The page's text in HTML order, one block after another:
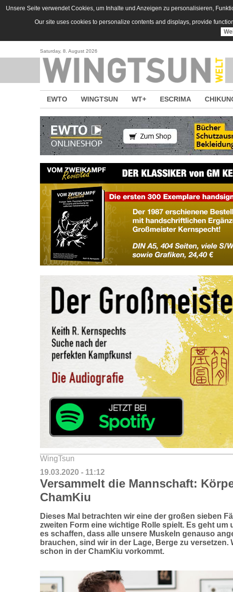
Direkt zum Inhalt
Unsere Seite verwendet Cookies, um Inhalte und Anzeigen zu personalisieren,
Our site uses cookies to personalize contents and displays, provide
Saturday, 8. August 2026
EWTO WINGTSUN WT+ ESCRIMA
WingTsun
19.03.2020 - 11:12
Versammelt die Mannschaft:
ChamKiu
Dieses Mal betrachten wir eine der großen sieben
zweiten Form eine wichtige Rolle spielt. Es geht um
es schaffen, dass alle unsere Muskeln genauso
brauchen, sind wir in der Lage, Berge zu versetzen.
schon in der ChamKiu vorkommt.